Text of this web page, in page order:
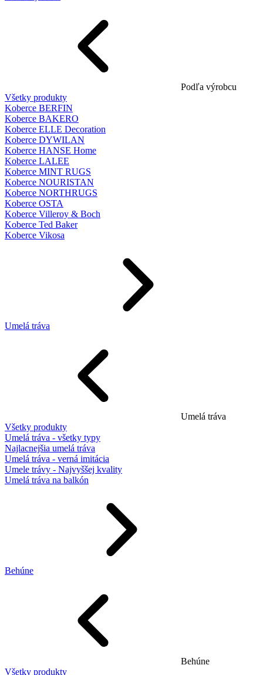
Podľa výrobcu
Všetky produkty
Koberce BERFIN
Koberce BAKERO
Koberce ELLE Decoration
Koberce DYWILAN
Koberce HANSE Home
Koberce LALEE
Koberce MINT RUGS
Koberce NOURISTAN
Koberce NORTHRUGS
Koberce OSTA
Koberce Villeroy & Boch
Koberce Ted Baker
Koberce Vikosa
Umelá tráva
Umelá tráva
Všetky produkty
Umelá tráva - všetky typy
Najlacnejšia umelá tráva
Umelá tráva - verná imitácia
Umele trávy - Najvyššej kvality
Umelá tráva na balkón
Behúne
Behúne
Všetky produkty